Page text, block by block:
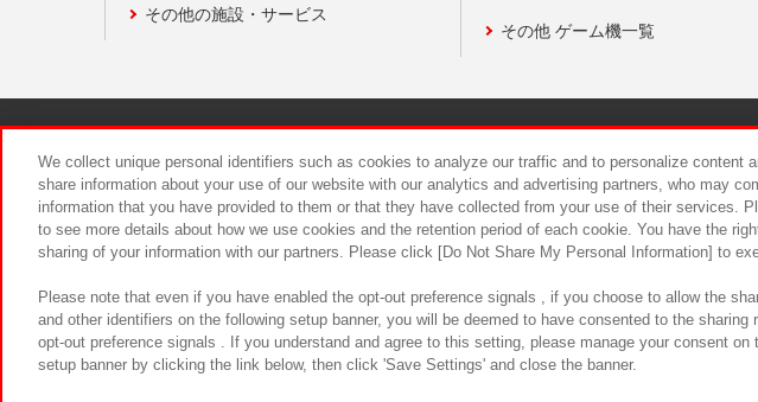
その他の施設・サービス
その他 ゲーム機一覧
食品のご提供について カスタマーハ
We collect unique personal identifiers such as cookies to analyze our traffic and to personalize content
share information about your use of our website with our analytics and advertising partners, who may
information that you have provided to them or that they have collected from your use of their services.
to see more details about how we use cookies and the retention period of each cookie. You have the
sharing of your information with our partners. Please click [Do Not Share My Personal Information] to
Please note that even if you have enabled the opt-out preference signals , if you choose to allow the
and other identifiers on the following setup banner, you will be deemed to have consented to the sharing
opt-out preference signals . If you understand and agree to this setting, please manage your consent on
setup banner by clicking the link below, then click 'Save Settings' and close the banner.